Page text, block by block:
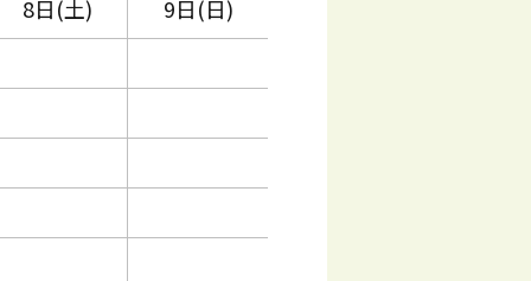
8日(土) 9日(日)